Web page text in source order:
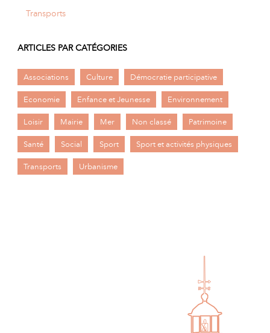
Transports
ARTICLES PAR CATÉGORIES
Associations Culture Démocratie participative
Economie Enfance et Jeunesse Environnement
Loisir Mairie Mer Non classé Patrimoine
Santé Social Sport Sport et activités physiques
Transports Urbanisme